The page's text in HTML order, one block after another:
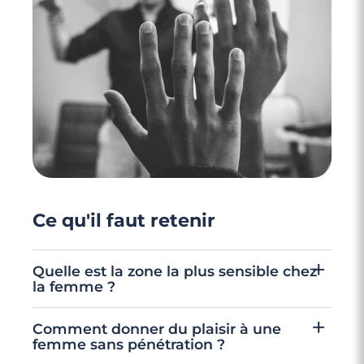
S'embrasser pour la 1ère fois : comment se
passe le premier bisou ?
Ce qu'il faut retenir
Quelle est la zone la plus sensible chez
la femme ?
Le clitoris est la zone érogène la plus sensible
du corps féminin. Il contient environ 8 000
Comment donner du plaisir à une
femme sans pénétration ?